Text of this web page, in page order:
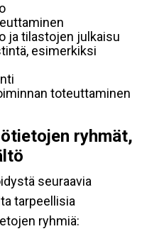
ja tilastojen julkaisu
esimerkiksi
toteuttaminen
ryhmät,
seuraavia
tarpeellisia
ryhmiä: